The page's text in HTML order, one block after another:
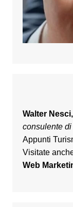
Walter Nesci,
consulente
Appunti
Visitate
Web